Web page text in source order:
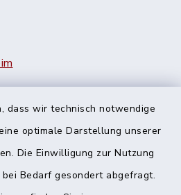
dass wir technisch notwendige
optimale Darstellung unserer
Die Einwilligung zur Nutzung
Bedarf gesondert abgefragt.